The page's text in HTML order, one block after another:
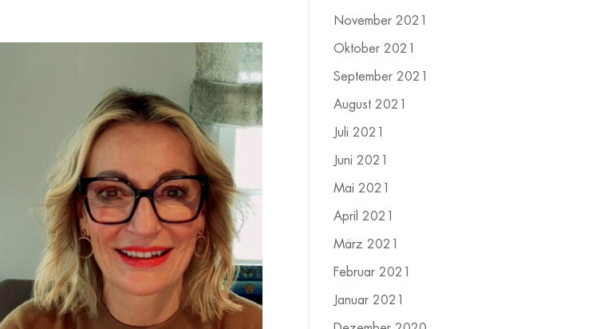
November 2021
Oktober 2021
September 2021
August 2021
Juli 2021
Juni 2021
Mai 2021
April 2021
März 2021
Februar 2021
Januar 2021